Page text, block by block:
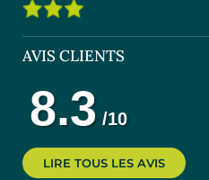
AVIS CLIENTS
LIRE TOUS LES AVIS